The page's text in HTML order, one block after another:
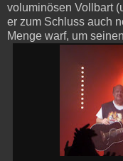
voluminösen Vollbart
er zum Schluss auch
Menge warf, um